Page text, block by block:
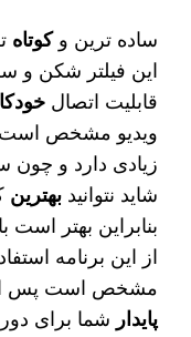
ساده‌ ترین وکوتاه‌
این فیلتر شکن و
قابلیت اتصال
ویدیو مشخص است
زیادی دارد و
شاید نتوانیدبهترین
بنابراین بهتر است
از این برنامه
مشخص است پس از
پایدار شما برای